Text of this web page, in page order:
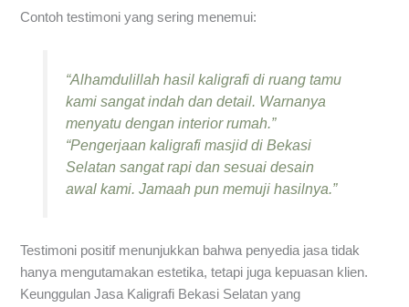
Contoh testimoni yang sering menemui:
“Alhamdulillah hasil kaligrafi di ruang tamu
kami sangat indah dan detail. Warnanya
menyatu dengan interior rumah.”
“Pengerjaan kaligrafi masjid di Bekasi
Selatan sangat rapi dan sesuai desain
awal kami. Jamaah pun memuji hasilnya.”
Testimoni positif menunjukkan bahwa penyedia jasa tidak
hanya mengutamakan estetika, tetapi juga kepuasan klien.
Keunggulan Jasa Kaligrafi Bekasi Selatan yang